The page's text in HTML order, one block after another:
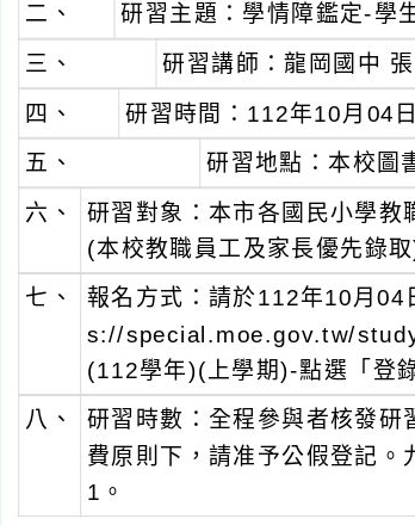
二、
研習主題：學情障鑑定-學
三、
研習講師：龍岡國中 張
四、
研習時間：112年10月04
五、
研習地點：本校圖
六、
研習對象：本市各國民小學教
(本校教職員工及家長優先錄取
七、 報名方式：請於112年10月
s://special.moe.gov.tw/
(112學年)(上學期)-點選「登
八、 研習時數：全程參與者核發研
費原則下，請准予公假登記
1。